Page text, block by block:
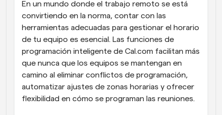
En un mundo donde el trabajo remoto se está
convirtiendo en la norma, contar con las
herramientas adecuadas para gestionar el horario
de tu equipo es esencial. Las funciones de
programación inteligente de Cal.com facilitan más
que nunca que los equipos se mantengan en
camino al eliminar conflictos de programación,
automatizar ajustes de zonas horarias y ofrecer
flexibilidad en cómo se programan las reuniones.